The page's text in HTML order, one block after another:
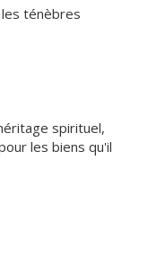
ténèbres
spirituel,
les biens qu'il